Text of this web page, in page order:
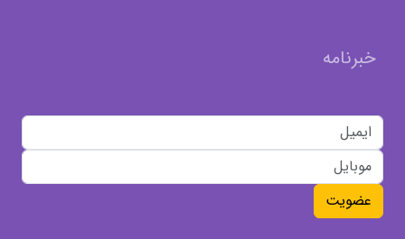
خبرنامه
عضویت